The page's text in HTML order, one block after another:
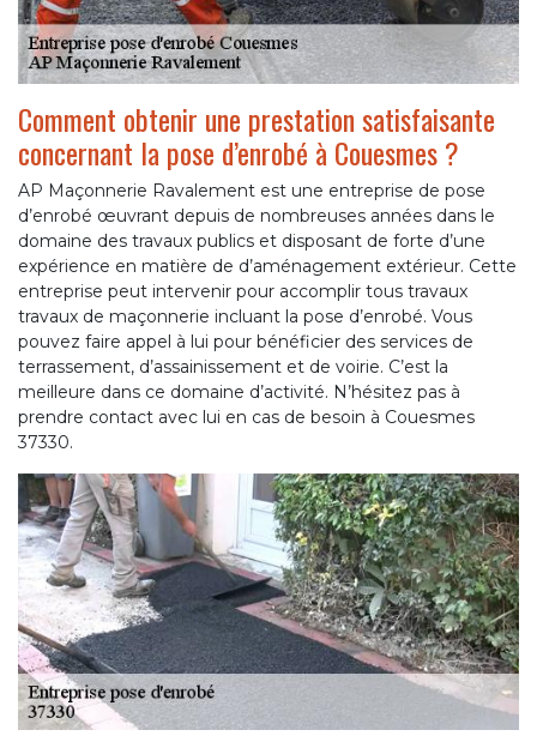
Comment obtenir une prestation satisfaisante
concernant la pose d’enrobé à Couesmes ?
AP Maçonnerie Ravalement est une entreprise de pose
d’enrobé œuvrant depuis de nombreuses années dans le
domaine des travaux publics et disposant de forte d’une
expérience en matière de d’aménagement extérieur. Cette
entreprise peut intervenir pour accomplir tous travaux
travaux de maçonnerie incluant la pose d’enrobé. Vous
pouvez faire appel à lui pour bénéficier des services de
terrassement, d’assainissement et de voirie. C’est la
meilleure dans ce domaine d’activité. N’hésitez pas à
prendre contact avec lui en cas de besoin à Couesmes
37330.